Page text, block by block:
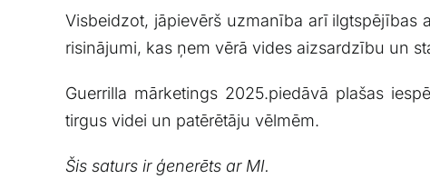
Visbeidzot, jāpievērš uzmanība arī​ ilgtspējības
risinājumi, kas ņem‌ vērā vides aizsardzību un​
Guerrilla mārketings 2025.piedāvā​ plašas
tirgus‌ videi​ un patērētāju vēlmēm.
Šis saturs ir⁢ ģenerēts ar MI.